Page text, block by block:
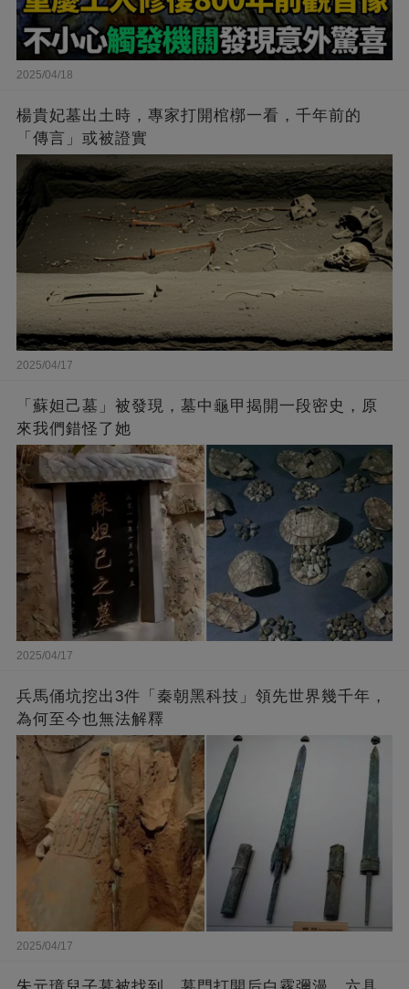
2025/04/18
楊貴妃墓出土時，專家打開棺槨一看，千年前的
「傳言」或被證實
2025/04/17
「蘇妲己墓」被發現，墓中龜甲揭開一段密史，原
來我們錯怪了她
2025/04/17
兵馬俑坑挖出3件「秦朝黑科技」領先世界幾千年，
為何至今也無法解釋
2025/04/17